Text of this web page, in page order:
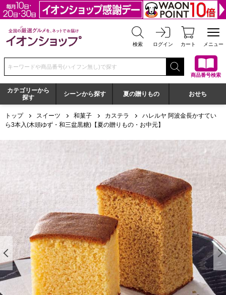
全国の厳選グルメを、ネットでお届け イオンショップ
検索 ログイン カート メニュー
検索キーワードまたは商品番号を入力してください
商品番号検索
カテゴリーから
探す
シーンから探す 夏の贈りもの おせち
トップ スイーツ 和菓子 カステラ
ハレルヤ 阿波金長かすてい
ら3本入(木頭ゆず・和三盆黒糖)【夏の贈りもの・お中元】
前の画像を表示する